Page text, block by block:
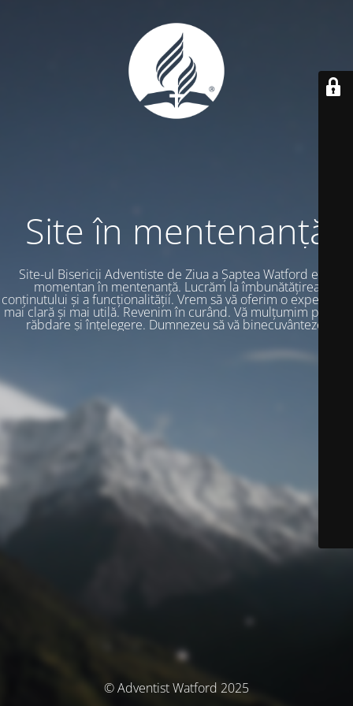
Site în mentenanță
Site-ul Bisericii Adventiste de Ziua a Șaptea Watford este
momentan în mentenanță. Lucrăm la îmbunătățirea
conținutului și a funcționalității. Vrem să vă oferim o experiență
mai clară și mai utilă. Revenim în curând. Vă mulțumim pentru
răbdare și înțelegere. Dumnezeu să vă binecuvânteze.
© Adventist Watford 2025